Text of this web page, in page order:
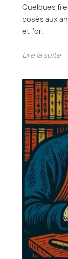
Quelques
posés aux
et l’or.
Lire la suite